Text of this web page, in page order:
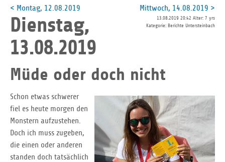
main
content
Mittwoch, 14.08.2019 >
< Montag, 12.08.2019
13.08.2019 20:42 Alter: 7 yrs
Kategorie: Berichte Untersteinbach
Dienstag,
13.08.2019
Müde oder doch nicht
Schon etwas schwerer
fiel es heute morgen den
Monstern aufzustehen.
Doch ich muss zugeben,
die einen oder anderen
standen doch tatsächlich